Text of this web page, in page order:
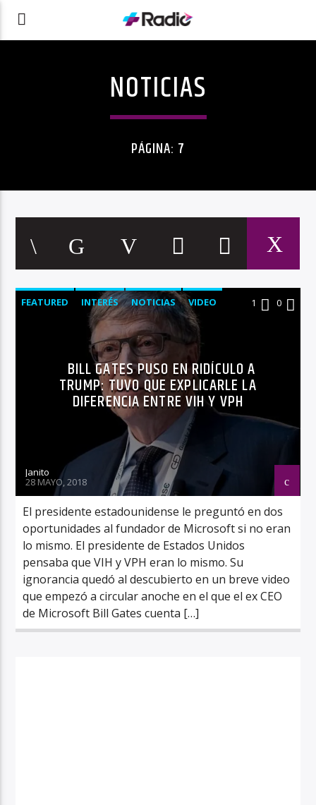
NOTICIAS
PÁGINA: 7
FEATURED INTERÉS NOTICIAS VIDEO 1 0
BILL GATES PUSO EN RIDÍCULO A
TRUMP: TUVO QUE EXPLICARLE LA
DIFERENCIA ENTRE VIH Y VPH
Janito
28 MAYO, 2018
El presidente estadounidense le preguntó en dos
oportunidades al fundador de Microsoft si no eran
lo mismo. El presidente de Estados Unidos
pensaba que VIH y VPH eran lo mismo. Su
ignorancia quedó al descubierto en un breve video
que empezó a circular anoche en el que el ex CEO
de Microsoft Bill Gates cuenta […]